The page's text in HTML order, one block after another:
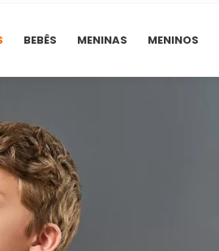
BEBÊS MENINAS MENINOS